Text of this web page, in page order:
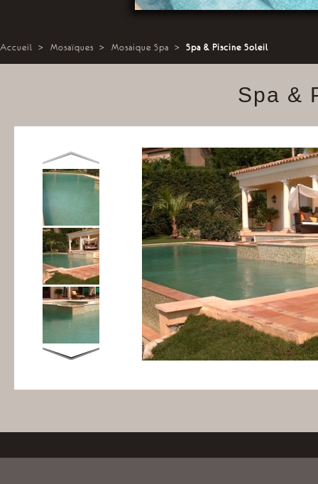
Accueil > Mosaïques > Mosaique Spa > Spa & Piscine Soleil
Spa &